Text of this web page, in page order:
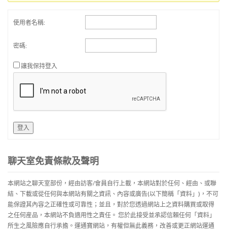
使用者名稱:
密碼:
讓我保持登入
登入
聊天室免責條款及聲明
本網站之聊天室部份，經由訪客/會員自行上載，本網站對於任何、經由、或聯
結、下載或從任何與本網站有關之資訊、內容或廣告(以下簡稱「資料」)，不可
能保證其內容之正確性或可靠性；並且，對於您透過網站上之資料購買或取得
之任何産品，本網站不負適用性之責任。 您於此接受並承認信賴任何「資料」
所生之風險應自行承擔。運通寶網站，有權但無此義務，改善或更正網站運通